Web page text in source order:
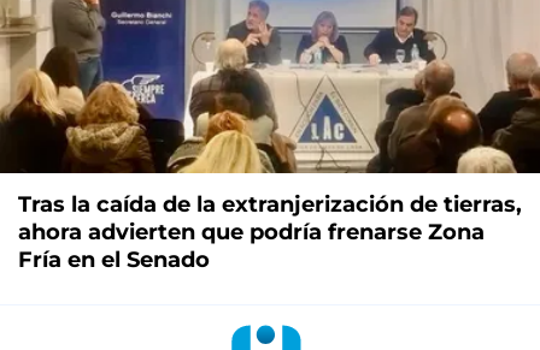
Tras la caída de la extranjerización de tierras,
ahora advierten que podría frenarse Zona
Fría en el Senado